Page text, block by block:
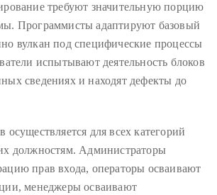
требуют значительную порцию
Программисты адаптируют базовый
вулкан под специфические процессы
испытывают деятельность блоков
сведениях и находят дефекты до
осуществляется для всех категорий
должностям. Администраторы
прав входа, операторы осваивают
менеджеры осваивают